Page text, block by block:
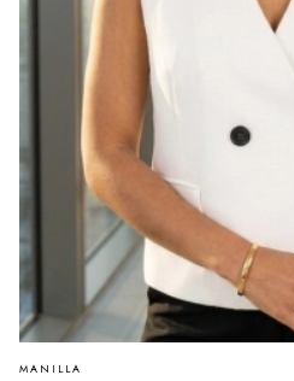
PRODUCENT
MANILLA